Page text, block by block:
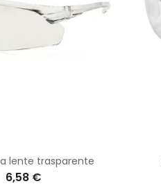
lente trasparente
6,58 €